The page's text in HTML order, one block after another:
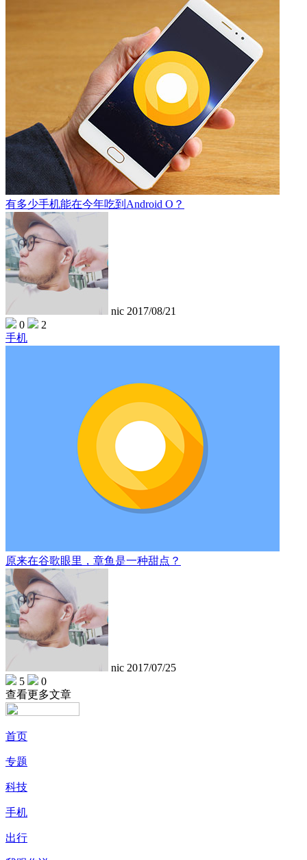
有多少手机能在今年吃到Android O？
nic 2017/08/21
0
2
手机
原来在谷歌眼里，章鱼是一种甜点？
nic 2017/07/25
5
0
查看更多文章
首页
专题
科技
手机
出行